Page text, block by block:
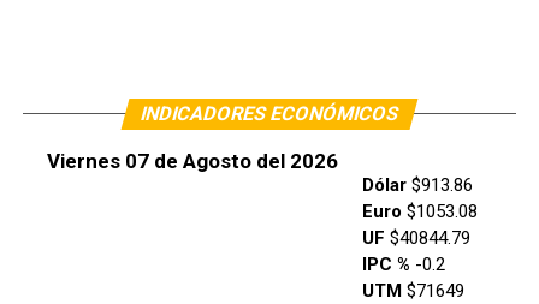
INDICADORES ECONÓMICOS
Viernes 07 de Agosto del 2026
Dólar$913.86
Euro $1053.08
UF $40844.79
IPC % -0.2
UTM$71649